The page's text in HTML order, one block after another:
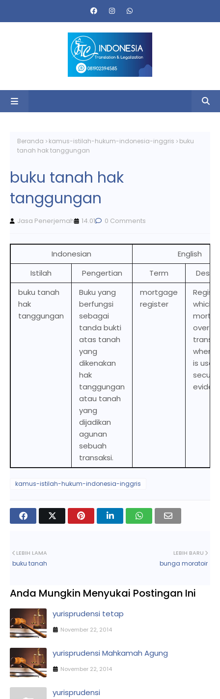
Beranda kamus-istilah-hukum-indonesia-inggris
buku
tanah hak tanggungan
buku tanah hak
tanggungan
Jasa Penerjemah 14.01 0 Comments
Indonesian
English
Istilah
Pengertian Term
buku tanah
hak
tanggungan
Buku yang
berfungsi
sebagai
tanda bukti
atas tanah
yang
dikenakan
hak
tanggungan
atau tanah
yang
dijadikan
agunan
sebuah
transaksi.
mortgage
register
which
over
where
is
kamus-istilah-hukum-indonesia-inggris
LEBIH BARU
bunga moratoir
LEBIH LAMA
buku tanah
Anda Mungkin Menyukai Postingan Ini
yurisprudensi tetap
November 22, 2014
yurisprudensi Mahkamah Agung
November 22, 2014
yurisprudensi